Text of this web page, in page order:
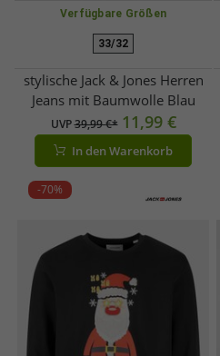
Verfügbare Größen
33/32
stylische Jack & Jones Herren
Jeans mit Baumwolle Blau
UVP39,99 €* 11,99 €
In den Warenkorb
-70%